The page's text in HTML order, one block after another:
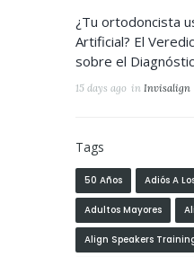
¿Tu ortodoncista
Artificial? El
sobre el
15 days ago in Invisalign
Tags
50 Años Adiós A
Adultos Mayores
Align Speakers